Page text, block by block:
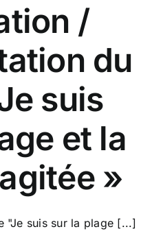
/
du
suis
et la
»
"Je suis sur la plage [...]